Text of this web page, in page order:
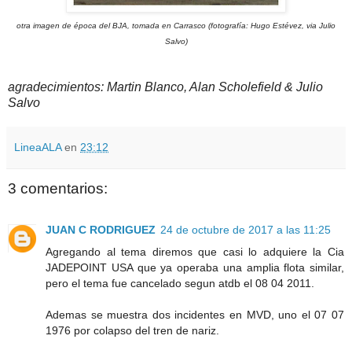
otra imagen de época del BJA, tomada en Carrasco (fotografía: Hugo Estévez, via Julio
Salvo)
agradecimientos: Martin Blanco, Alan Scholefield & Julio
Salvo
LineaALA en 23:12
3 comentarios:
JUAN C RODRIGUEZ 24 de octubre de 2017 a las 11:25
Agregando al tema diremos que casi lo adquiere la Cia
JADEPOINT USA que ya operaba una amplia flota similar,
pero el tema fue cancelado segun atdb el 08 04 2011.
Ademas se muestra dos incidentes en MVD, uno el 07 07
1976 por colapso del tren de nariz.